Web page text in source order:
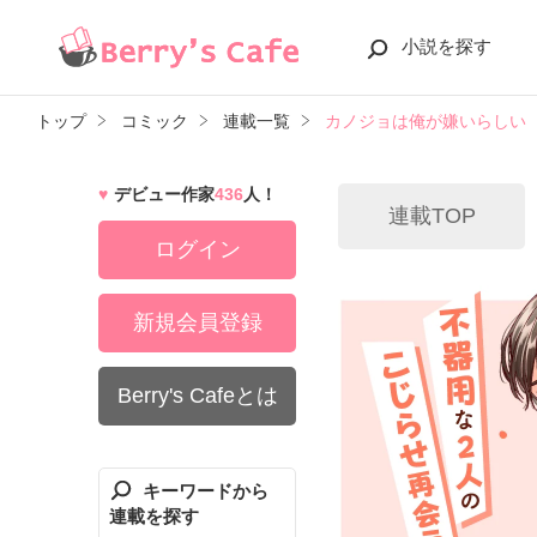
小説を探す
トップ コミック 連載一覧 カノジョは俺が嫌いらしい
連載TOP
デビュー作家436人！
ログイン
新規会員登録
Berry's Cafeとは
キーワードから
連載を探す